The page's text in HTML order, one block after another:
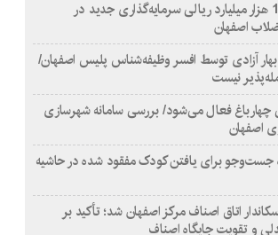
هدف‌گذاری 178 هزار میلیارد ریالی سرمایه‌گذاری جدید در
اصفهان
۴ سکه بهار آزادی توسط افسر وظیفه‌شناس پلیس اصفهان/
نیست
چهارباغ فعال می‌شود/ بررسی سامانه شهرسازی
اصفهان
جست‌وجو برای یافتن کودک مفقود شده در حاشیه
اتاق اصناف مرکز اصفهان شد؛ تأکید بر
و تقویت جایگاه اصناف